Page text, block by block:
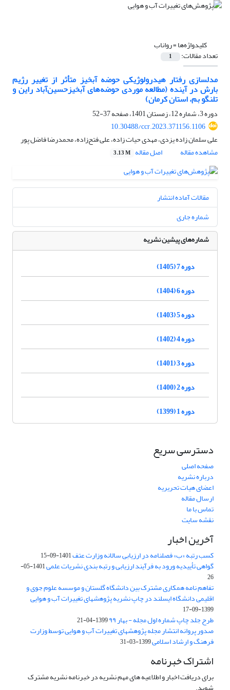
کلیدواژه‌ها =رواناب
تعداد مقالات: 1
مدلسازی رفتار هیدرولوژیکی حوضه آبخیز متأثر از تغییر رژیم
بارش در آینده (مطالعه موردی حوضه‌های آبخیزحسین‌آباد راین و
تلنگو بم، استان کرمان)
دوره 3، شماره 12، زمستان 1401، صفحه
37-52
10.30488/ccr.2023.371156.1106
علی سلمان زاده یزدی، مهدی حیات زاده، علی فتح‌زاده، محمدرضا فاضل پور
مشاهده مقاله
اصل مقاله 3.13 M
مقالات آماده انتشار
شماره جاری
شماره‌های پیشین نشریه
دوره 7 (1405)
دوره 6 (1404)
دوره 5 (1403)
دوره 4 (1402)
دوره 3 (1401)
دوره 2 (1400)
دوره 1 (1399)
دسترسی سریع
صفحه اصلی
درباره نشریه
اعضای هیات تحریریه
ارسال مقاله
تماس با ما
نقشه سایت
آخرین اخبار
کسب رتبه «ب» فصلنامه در ارزیابی سالانه وزارت عتف1401-09-15
گواهی تأییدیه ورود به فرآیند ارزیابی و رتبه بندی نشریات علمی
1401-05-
26
تفاهم نامه همکاری مشترک بین دانشگاه گلستان و موسسه علوم جوی و
اقلیمی دانشگاه ایسلند در چاپ نشریه پژوهشهای تغییرات آب و هوایی
1399-09-17
طرح جلد چاپ شماره اول مجله - بهار ۹۹ 1399-04-21
صدور پروانه انتشار مجله پژوهشهای تغییرات آب و هوایی توسط وزارت
فرهنگ و ارشاد اسلامی1399-03-31
اشتراک خبرنامه
برای دریافت اخبار و اطلاعیه های مهم نشریه در خبرنامه نشریه مشترک